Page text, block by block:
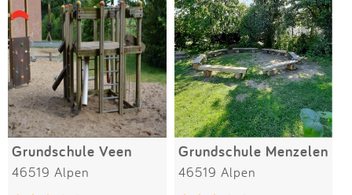
Grundschule Veen
46519 Alpen
Grundschule Menzelen
46519 Alpen